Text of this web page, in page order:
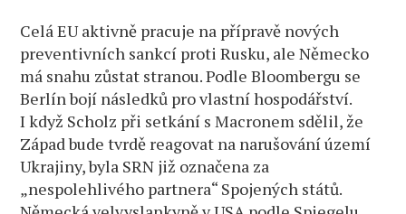
Celá EU aktivně pracuje na přípravě nových
preventivních sankcí proti Rusku, ale Německo
má snahu zůstat stranou. Podle Bloombergu se
Berlín bojí následků pro vlastní hospodářství.
I když Scholz při setkání s Macronem sdělil, že
Západ bude tvrdě reagovat na narušování území
Ukrajiny, byla SRN již označena za
„nespolehlivého partnera“ Spojených států.